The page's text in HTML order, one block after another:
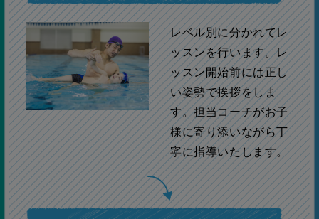
レベル別に分かれてレ
ッスンを行います。レ
ッスン開始前には正し
い姿勢で挨拶をしま
す。担当コーチがお子
様に寄り添いながら丁
寧に指導いたします。